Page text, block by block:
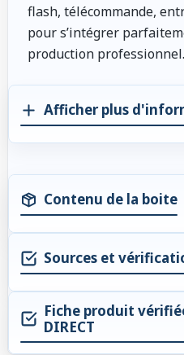
flash, télécommande,
pour s’intégrer
production professionnel.
Afficher plus
Contenu de la boite
Sources et
Fiche produit
DIRECT